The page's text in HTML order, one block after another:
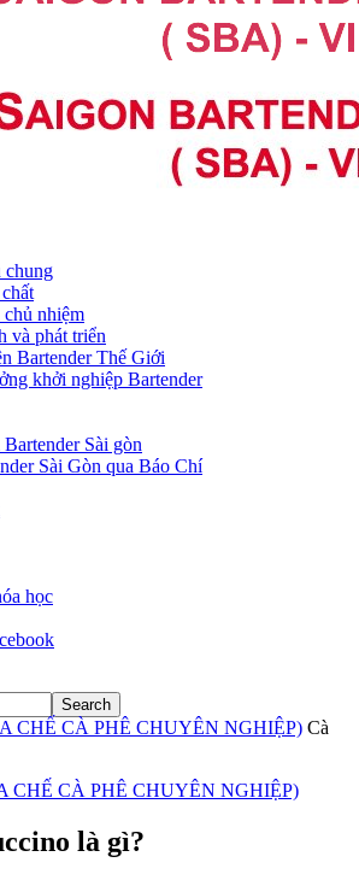
chung
nhiệm
và phát triển
Bartender Thế Giới
khởi nghiệp Bartender
Sài gòn
Sài Gòn qua Báo Chí
học
CHẾ CÀ PHÊ CHUYÊN NGHIỆP) Cà
CHẾ CÀ PHÊ CHUYÊN NGHIỆP)
là gì?